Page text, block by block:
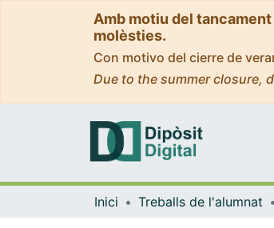
Amb motiu del
molèsties.
Con motivo del cierre de
Due to the summer closure,
Inici Treballs de l'alumnat